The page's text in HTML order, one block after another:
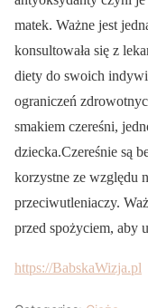
matek. Ważne jest
konsultowała się z
diety do swoich
ograniczeń
smakiem czereśni,
dziecka.Czereśnie są
korzystne ze względu
przeciwutleniaczy.
przed spożyciem, aby
https://BabskaWizja.pl